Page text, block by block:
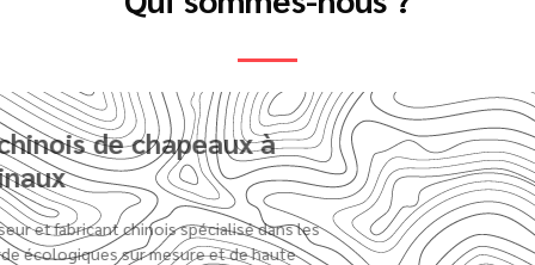
Sumkcaps, fournisseur et fabricant chinois spécialisé dans les
qualité, s'engage à proposer des casquettes et des chapeaux
de grande qualité à des prix raisonnables.
Nous avons obtenu de nombreuses certifications
internationales faisant autorité, telles que ISO9000,
ISO14000, WRAP, BSCI et SEDEX. Notre système de production
est normalisé et la qualité est stable et fiable.
Nous avons toujours adhéré au principe de “l'orientation vers